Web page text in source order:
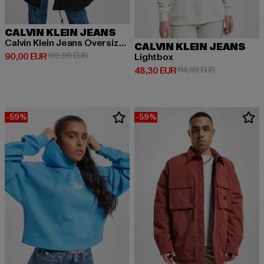
CALVIN KLEIN JEANS
Calvin Klein Jeans Oversized Padded Coach Jacke
90,00 EUR
Derzeitiger Preis: 90,00 EUR
199,99 EURAktionspreis: 199,99 EUR
CALVIN KLEIN JEANS
Lightbox
48,30 EUR
Derzeitiger Preis: 48,30 EUR
114,99 EURAktionspreis:
-59% -59%